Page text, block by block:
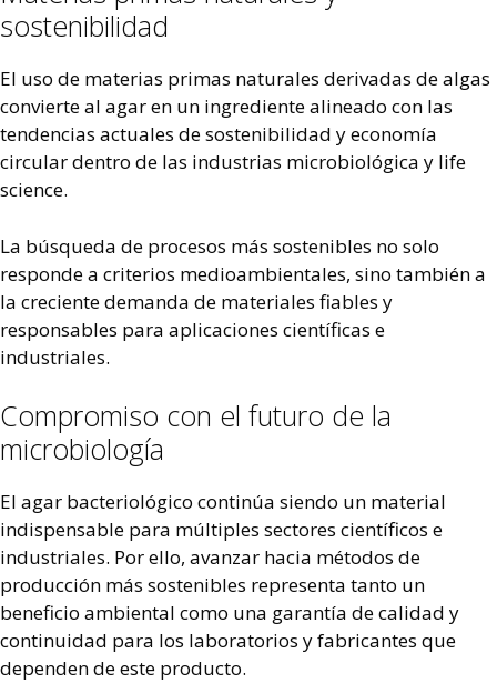
sostenibilidad
El uso de materias primas naturales derivadas de algas
convierte al agar en un ingrediente alineado con las
tendencias actuales de sostenibilidad y economía
circular dentro de las industrias microbiológica y life
science.
La búsqueda de procesos más sostenibles no solo
responde a criterios medioambientales, sino también a
la creciente demanda de materiales fiables y
responsables para aplicaciones científicas e
industriales.
Compromiso con el futuro de la
microbiología
El agar bacteriológico continúa siendo un material
indispensable para múltiples sectores científicos e
industriales. Por ello, avanzar hacia métodos de
producción más sostenibles representa tanto un
beneficio ambiental como una garantía de calidad y
continuidad para los laboratorios y fabricantes que
dependen de este producto.